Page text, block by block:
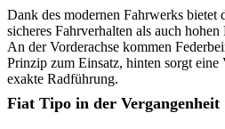
Dank des modernen Fahrwerks bietet
sicheres Fahrverhalten als auch
An der Vorderachse kommen
Prinzip zum Einsatz, hinten sorgt eine
exakte Radführung.
Fiat Tipo in der Vergangenheit